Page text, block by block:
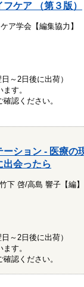
ケア （第３版）
ア学会【編集協力】
～2日後に出荷）
す。
認ください。
ション - 医療の
出会ったら
下 啓/高島 響子【編】
～2日後に出荷）
す。
認ください。